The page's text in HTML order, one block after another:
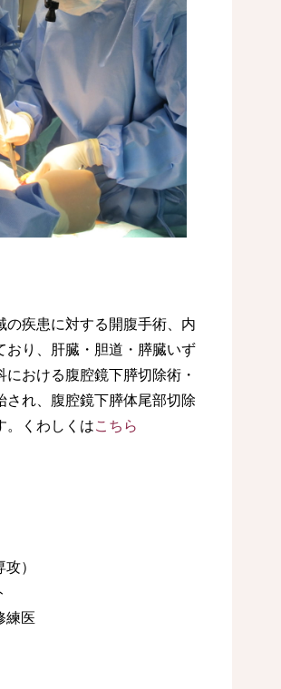
疾患に対する開腹手術、内
おり、肝臓・胆道・膵臓いず
おける腹腔鏡下膵切除術・
され、腹腔鏡下膵体尾部切除
。くわしくはこちら
）
練医